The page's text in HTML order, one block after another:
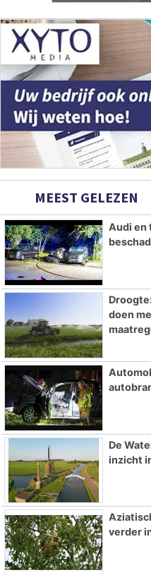
MEEST GELEZEN
Audi en
doen
De
inzicht
verder